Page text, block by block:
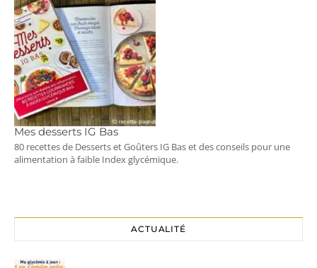
Mes desserts IG Bas
80 recettes de Desserts et Goûters IG Bas et des conseils pour une
alimentation à faible Index glycémique.
ACTUALITÉ